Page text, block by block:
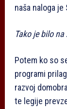
naša naloga je
Tako je bilo
Potem ko so
programi
razvoj
te legije